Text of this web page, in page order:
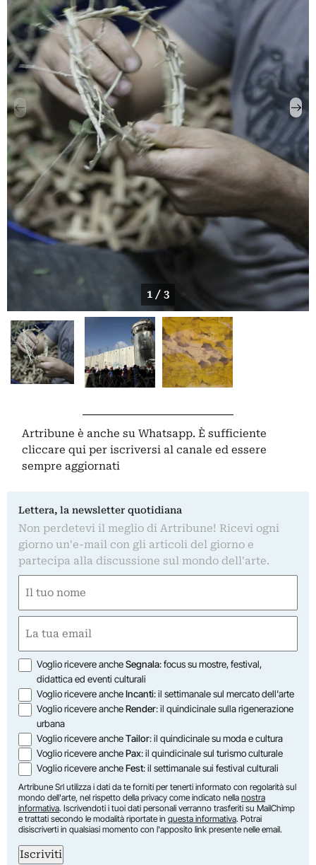
1 / 3
Artribune è anche su Whatsapp. È sufficiente
cliccare qui per iscriversi al canale ed essere
sempre aggiornati
Lettera, la newsletter quotidiana
Non perdetevi il meglio di Artribune! Ricevi ogni
giorno un'e-mail con gli articoli del giorno e
partecipa alla discussione sul mondo dell'arte.
(Required)
First
(Required)
Opzioni
Voglio ricevere ancheSegnala: focus su mostre, festival,
didattica ed eventi culturali
Voglio ricevere ancheIncanti: il settimanale sul mercato dell'arte
Voglio ricevere ancheRender: il quindicinale sulla rigenerazione
urbana
Voglio ricevere ancheTailor: il quindicinale su moda e cultura
Voglio ricevere anchePax: il quindicinale sul turismo culturale
Voglio ricevere ancheFest: il settimanale sui festival culturali
Artribune Srl utilizza i dati da te forniti per tenerti informato con regolarità sul
mondo dell'arte, nel rispetto della privacy come indicato nella nostra
informativa. Iscrivendoti i tuoi dati personali verranno trasferiti su MailChimp
e trattati secondo le modalità riportate in questa informativa. Potrai
disiscriverti in qualsiasi momento con l'apposito link presente nelle email.
Iscriviti